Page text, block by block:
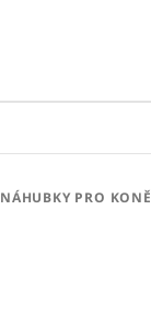
NÁHUBKY PRO KONĚ